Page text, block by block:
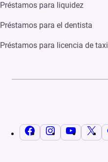
Préstamos para liquidez
Préstamos para el dentista
Préstamos para licencia de taxi
FacebookInstagramYouTubeX